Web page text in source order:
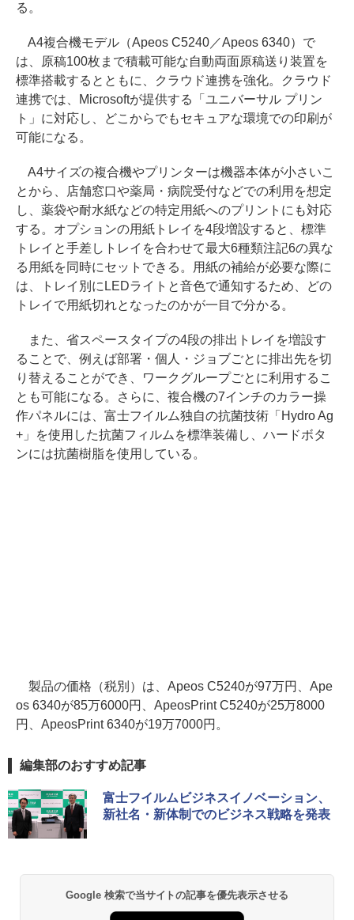
る。
A4複合機モデル（Apeos C5240／Apeos 6340）で
は、原稿100枚まで積載可能な自動両面原稿送り装置を
標準搭載するとともに、クラウド連携を強化。クラウド
連携では、Microsoftが提供する「ユニバーサル プリン
ト」に対応し、どこからでもセキュアな環境での印刷が
可能になる。
A4サイズの複合機やプリンターは機器本体が小さいこ
とから、店舗窓口や薬局・病院受付などでの利用を想定
し、薬袋や耐水紙などの特定用紙へのプリントにも対応
する。オプションの用紙トレイを4段増設すると、標準
トレイと手差しトレイを合わせて最大6種類注記6の異な
る用紙を同時にセットできる。用紙の補給が必要な際に
は、トレイ別にLEDライトと音色で通知するため、どの
トレイで用紙切れとなったのかが一目で分かる。
また、省スペースタイプの4段の排出トレイを増設す
ることで、例えば部署・個人・ジョブごとに排出先を切
り替えることができ、ワークグループごとに利用するこ
とも可能になる。さらに、複合機の7インチのカラー操
作パネルには、富士フイルム独自の抗菌技術「Hydro Ag
+」を使用した抗菌フィルムを標準装備し、ハードボタ
ンには抗菌樹脂を使用している。
製品の価格（税別）は、Apeos C5240が97万円、Ape
os 6340が85万6000円、ApeosPrint C5240が25万8000
円、ApeosPrint 6340が19万7000円。
編集部のおすすめ記事
富士フイルムビジネスイノベーション、
新社名・新体制でのビジネス戦略を発表
Google 検索で当サイトの記事を優先表示させる